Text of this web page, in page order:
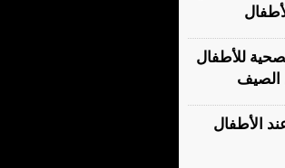
للأطفال
الأطفال